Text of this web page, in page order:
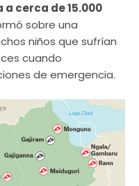
cerca de 15.000
sobre una
niños que sufrían
cuando
de emergencia.